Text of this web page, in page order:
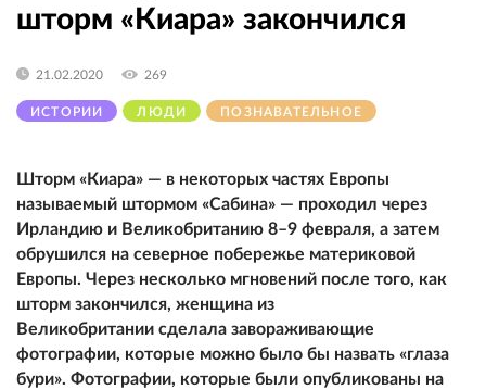
шторм «Киара» закончился
ИСТОРИИ ЛЮДИ ПОЗНАВАТЕЛЬНОЕ
21.02.2020 269
Шторм «Киара» — в некоторых частях Европы
называемый штормом «Сабина» — проходил через
Ирландию и Великобританию 8–9 февраля, а затем
обрушился на северное побережье материковой
Европы. Через несколько мгновений после того, как
шторм закончился, женщина из
Великобритании сделала завораживающие
фотографии, которые можно было бы назвать «глаза
бури». Фотографии, которые были опубликованы на